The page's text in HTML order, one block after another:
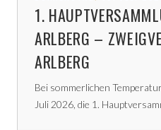
1.
ARLBERG –
ARLBERG
Bei sommerlichen
Juli 2026, die 1.